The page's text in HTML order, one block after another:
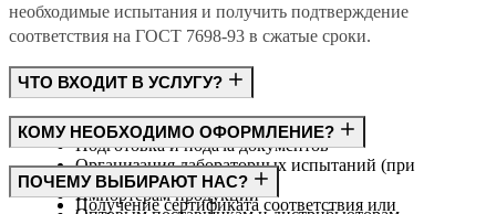
необходимые испытания и получить подтверждение
соответствия на ГОСТ 7698-93 в сжатые сроки.
ЧТО ВХОДИТ В УСЛУГУ?
Консультация по требованиям ГОСТ
Подготовка и подача документов
Организация лабораторных испытаний (при
необходимости)
Получение сертификата соответствия или
КОМУ НЕОБХОДИМО ОФОРМЛЕНИЕ?
Производителям
Импортёрам продукции
ПОЧЕМУ ВЫБИРАЮТ НАС?